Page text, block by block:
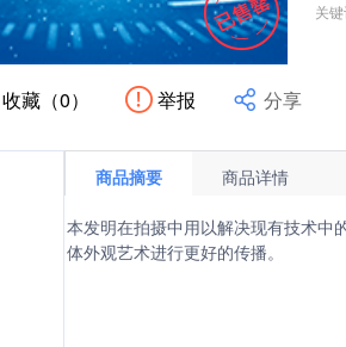
收藏（0） 举报 分享
关
商品摘要 商品详情
本发明在拍摄中用以解决现有技术中
体外观艺术进行更好的传播。